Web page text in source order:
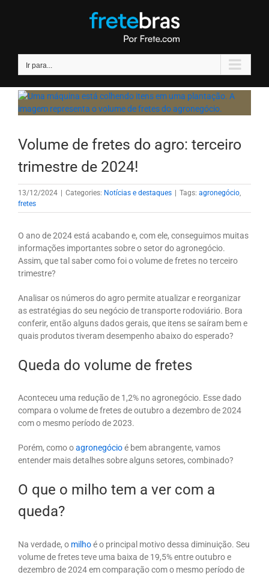
Ir para...
Volume de fretes do agro: terceiro
trimestre de 2024!
13/12/2024 Categories: Notícias e destaques Tags: agronegócio,
fretes
O ano de 2024 está acabando e, com ele, conseguimos muitas
informações importantes sobre o setor do agronegócio.
Assim, que tal saber como foi o volume de fretes no terceiro
trimestre?
Analisar os números do agro permite atualizar e reorganizar
as estratégias do seu negócio de transporte rodoviário. Bora
conferir, então alguns dados gerais, que itens se saíram bem e
quais produtos tiveram desempenho abaixo do esperado?
Queda do volume de fretes
Aconteceu uma redução de 1,2% no agronegócio. Esse dado
compara o volume de fretes de outubro a dezembro de 2024
com o mesmo período de 2023.
Porém, como oagronegócioé bem abrangente, vamos
entender mais detalhes sobre alguns setores, combinado?
O que o milho tem a ver com a
queda?
Na verdade, o milhoé o principal motivo dessa diminuição. Seu
volume de fretes teve uma baixa de 19,5% entre outubro e
dezembro de 2024 em comparação com o mesmo período de